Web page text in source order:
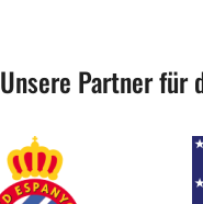
Unsere Partner für